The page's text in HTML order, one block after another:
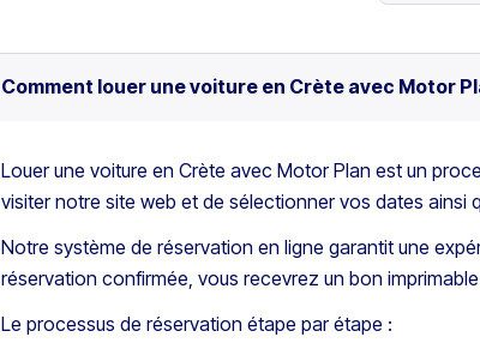
Comment louer une voiture en Crète avec Motor
Louer une voiture en Crète avec Motor Plan est un
visiter notre site web et de sélectionner vos dates ainsi
Notre système de réservation en ligne garantit une
réservation confirmée, vous recevrez un bon
Le processus de réservation étape par étape :